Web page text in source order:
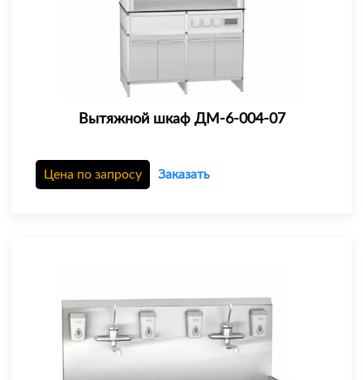
Вытяжной шкаф ДМ-6-004-07
Цена по запросу Заказать